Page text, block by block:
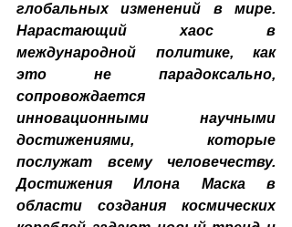
глобальных изменений в мире.
Нарастающий хаос в
международной политике, как
это не парадоксально,
сопровождается
инновационными научными
достижениями, которые
послужат всему человечеству.
Достижения Илона Маска в
области создания космических